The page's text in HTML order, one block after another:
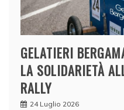
GELATIERI
LA SOLIDARIETÀ
RALLY
24 Luglio 2026